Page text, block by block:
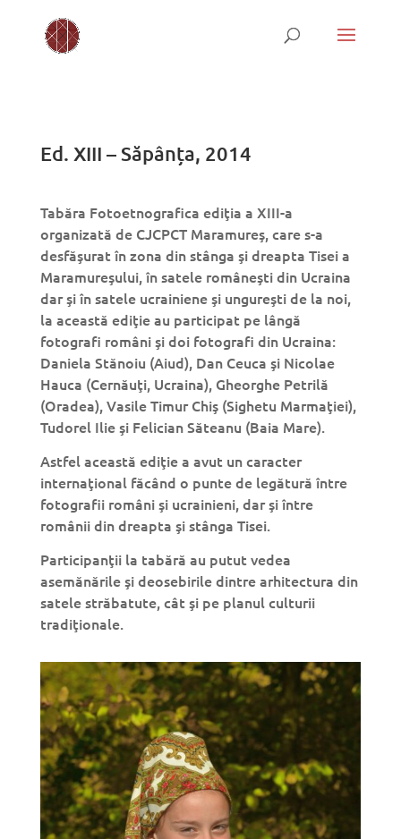
Ed. XIII – Săpânța, 2014
Tabăra Fotoetnografica ediţia a XIII-a
organizată de CJCPCT Maramureş, care s-a
desfăşurat în zona din stânga şi dreapta Tisei a
Maramureşului, în satele româneşti din Ucraina
dar şi în satele ucrainiene şi ungureşti de la noi,
la această ediţie au participat pe lângă
fotografi români şi doi fotografi din Ucraina:
Daniela Stănoiu (Aiud), Dan Ceuca şi Nicolae
Hauca (Cernăuţi, Ucraina), Gheorghe Petrilă
(Oradea), Vasile Timur Chiş (Sighetu Marmaţiei),
Tudorel Ilie şi Felician Săteanu (Baia Mare).
Astfel această ediţie a avut un caracter
internaţional făcând o punte de legătură între
fotografii români şi ucrainieni, dar şi între
românii din dreapta şi stânga Tisei.
Participanţii la tabără au putut vedea
asemănările şi deosebirile dintre arhitectura din
satele străbatute, cât şi pe planul culturii
tradiţionale.